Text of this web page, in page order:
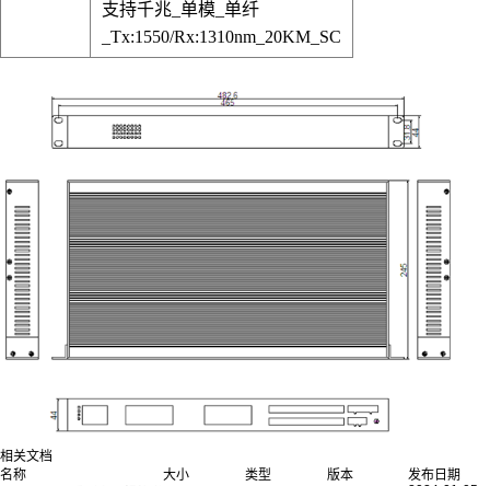
支持千兆_单模_单纤
_Tx:1550/Rx:1310nm_20KM_SC
相关文档
名称
大小 类型 版本
发布日期